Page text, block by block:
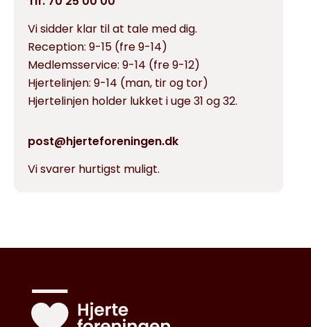
Vi sidder klar til at tale med dig.
Reception: 9-15 (fre 9-14)
Medlemsservice: 9-14 (fre 9-12)
Hjertelinjen: 9-14 (man, tir og tor)
Hjertelinjen holder lukket i uge 31 og 32.
post@hjerteforeningen.dk
Vi svarer hurtigst muligt.